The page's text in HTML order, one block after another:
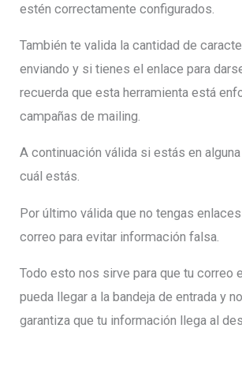
estén correctamente configurados.
También te valida la cantidad de
enviando y si tienes el enlace para
recuerda que esta herramienta está
campañas de mailing.
A continuación válida si estás en
cuál estás.
Por último válida que no tengas
correo para evitar información falsa.
Todo esto nos sirve para que tu correo
pueda llegar a la bandeja de entrada y
garantiza que tu información llega al